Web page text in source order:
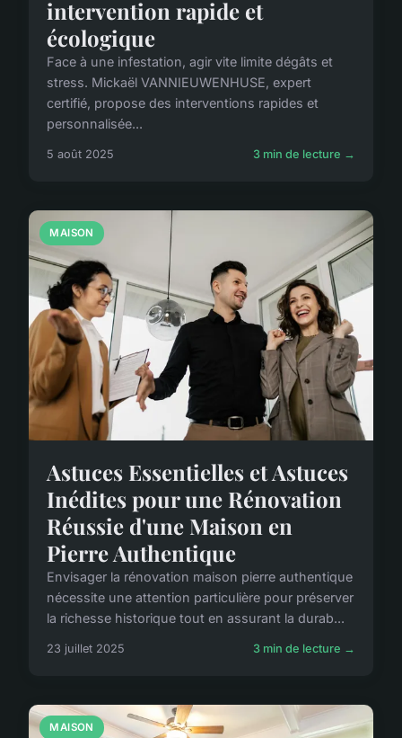
intervention rapide et
écologique
Face à une infestation, agir vite limite dégâts et
stress. Mickaël VANNIEUWENHUSE, expert
certifié, propose des interventions rapides et
personnalisée...
5 août 2025 3 min de lecture →
MAISON
Astuces Essentielles et Astuces
Inédites pour une Rénovation
Réussie d'une Maison en
Pierre Authentique
Envisager la rénovation maison pierre authentique
nécessite une attention particulière pour préserver
la richesse historique tout en assurant la durab...
23 juillet 2025 3 min de lecture →
MAISON